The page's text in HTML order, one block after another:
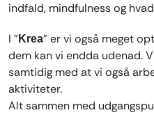
indfald, mindfulness og
I "Krea" er vi også meget
dem kan vi endda udenad.
samtidig med at vi også
aktiviteter.
Alt sammen med